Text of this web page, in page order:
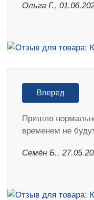
Ольга Г.,
Вперед
Пришло
временем не
Семён Б.,